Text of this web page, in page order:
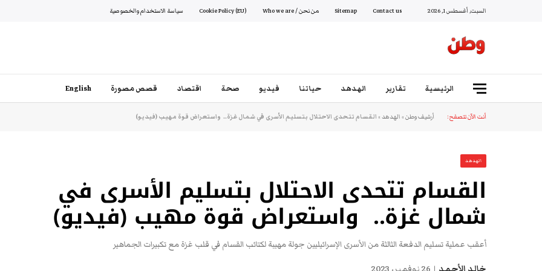
السبت, أغسطس 1, 2026 Contact us
Sitemap من نحن / Who we are Cookie Policy (EU) سياسة الاستخدام والخصوصية
الرئيسية تقارير الهدهد حياتنا فيديو صحة اقتصاد قصص مصورة English
أنت الآن تتصفح: أرشيف وطن»الهدهد»القسام تتحدى الاحتلال بتسليم الأسرى في شمال غزة.. واستعراض قوة مهيب (فيديو)
الهدهد
القسام تتحدى الاحتلال بتسليم الأسرى في
شمال غزة.. واستعراض قوة مهيب (فيديو)
أعقب عملية تسليم الدفعة الثالثة من الأسرى الإسرائيليين جولة مهيبة لكتائب القسام في قلب غزة مع تكبيرات الجماهير